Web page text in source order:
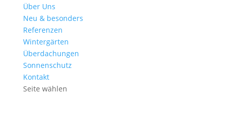
Über Uns
Neu & besonders
Referenzen
Wintergärten
Überdachungen
Sonnenschutz
Kontakt
Seite wählen